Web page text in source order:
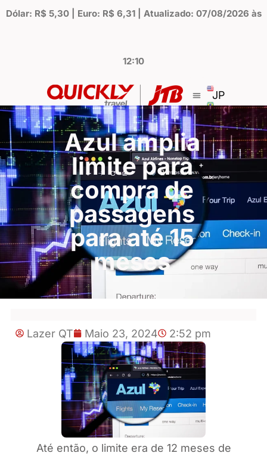
Dólar: R$ 5,30 | Euro: R$ 6,31 | Atualizado: 07/08/2026 às
12:10
JP
Azul amplia
limite para
compra de
passagens
para até 15
meses
Lazer QT Maio 23, 2024 2:52 pm
Até então, o limite era de 12 meses de